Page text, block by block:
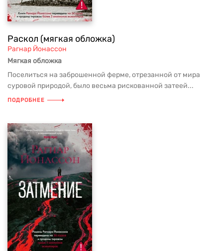
Раскол (мягкая обложка)
Рагнар Йонассон
Мягкая обложка
Поселиться на заброшенной ферме, отрезанной от мира
суровой природой, было весьма рискованной затеей...
ПОДРОБНЕЕ